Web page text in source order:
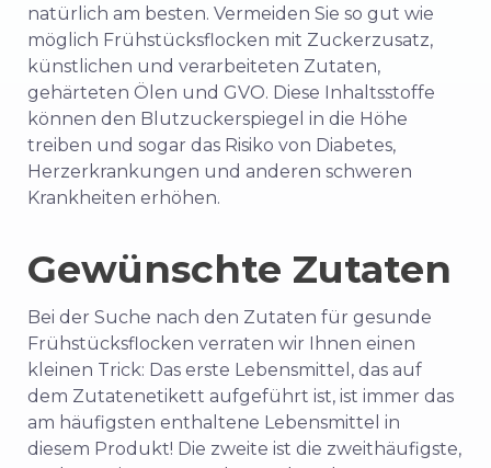
natürlich am besten. Vermeiden Sie so gut wie
möglich Frühstücksflocken mit Zuckerzusatz,
künstlichen und verarbeiteten Zutaten,
gehärteten Ölen und GVO. Diese Inhaltsstoffe
können den Blutzuckerspiegel in die Höhe
treiben und sogar das Risiko von Diabetes,
Herzerkrankungen und anderen schweren
Krankheiten erhöhen.
Gewünschte Zutaten
Bei der Suche nach den Zutaten für gesunde
Frühstücksflocken verraten wir Ihnen einen
kleinen Trick: Das erste Lebensmittel, das auf
dem Zutatenetikett aufgeführt ist, ist immer das
am häufigsten enthaltene Lebensmittel in
diesem Produkt! Die zweite ist die zweithäufigste,